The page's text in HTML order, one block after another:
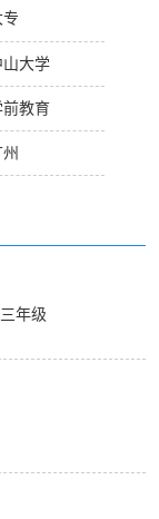
专
山大学
前教育
年级